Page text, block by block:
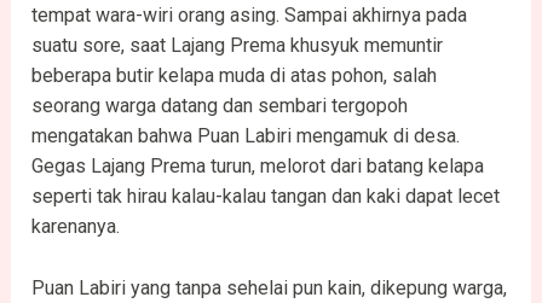
tempat wara-wiri orang asing. Sampai akhirnya pada
suatu sore, saat Lajang Prema khusyuk memuntir
beberapa butir kelapa muda di atas pohon, salah
seorang warga datang dan sembari tergopoh
mengatakan bahwa Puan Labiri mengamuk di desa.
Gegas Lajang Prema turun, melorot dari batang kelapa
seperti tak hirau kalau-kalau tangan dan kaki dapat lecet
karenanya.
Puan Labiri yang tanpa sehelai pun kain, dikepung warga,